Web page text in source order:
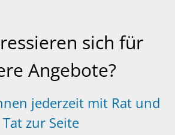
sich für
Angebote?
jederzeit mit Rat und
Tat zur Seite